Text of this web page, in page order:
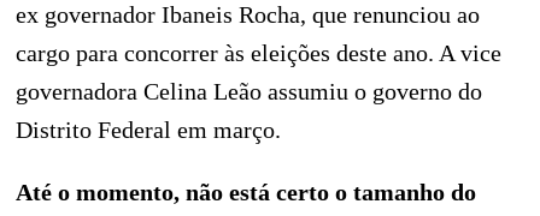
ex governador Ibaneis Rocha, que renunciou ao
cargo para concorrer às eleições deste ano. A vice
governadora Celina Leão assumiu o governo do
Distrito Federal em março.
Até o momento, não está certo o tamanho do